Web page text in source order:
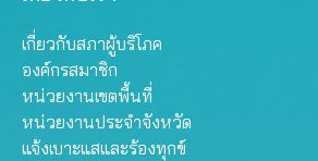
เกี่ยวกับสภาผู้บริโภค
องค์กรสมาชิก
หน่วยงานเขตพื้นที่
หน่วยงานประจำจังหวัด
แจ้งเบาะแสและร้องทุกข์